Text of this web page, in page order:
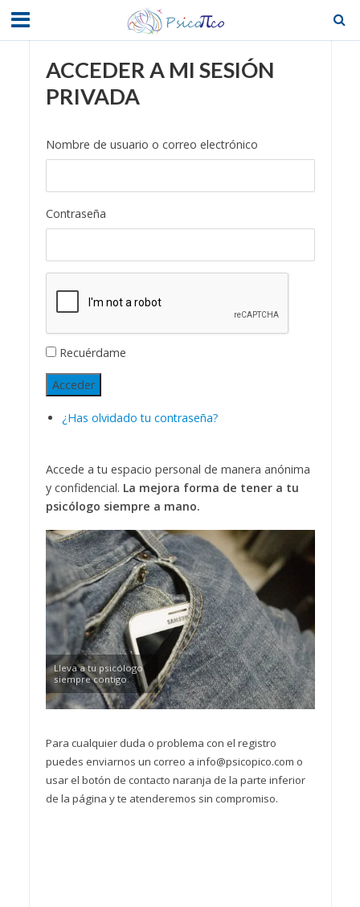
ACCEDER A MI SESIÓN
PRIVADA
Nombre de usuario o correo electrónico
Contraseña
Recuérdame
Acceder
¿Has olvidado tu contraseña?
Accede a tu espacio personal de manera anónima
y confidencial. La mejora forma de tener a tu
psicólogo siempre a mano.
Lleva a tu psicólogo
siempre contigo.
Para cualquier duda o problema con el registro
puedes enviarnos un correo a info@psicopico.com o
usar el botón de contacto naranja de la parte inferior
de la página y te atenderemos sin compromiso.